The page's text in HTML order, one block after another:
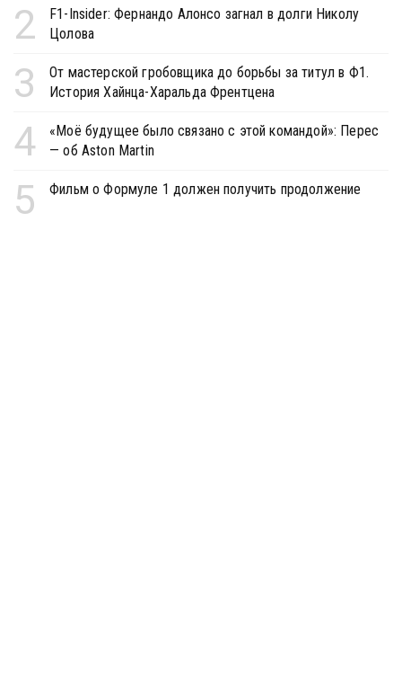
2
F1-Insider: Фернандо Алонсо загнал в долги Николу
Цолова
3
От мастерской гробовщика до борьбы за титул в Ф1.
История Хайнца-Харальда Френтцена
4
«Моё будущее было связано с этой командой»: Перес
— об Aston Martin
5 Фильм о Формуле 1 должен получить продолжение